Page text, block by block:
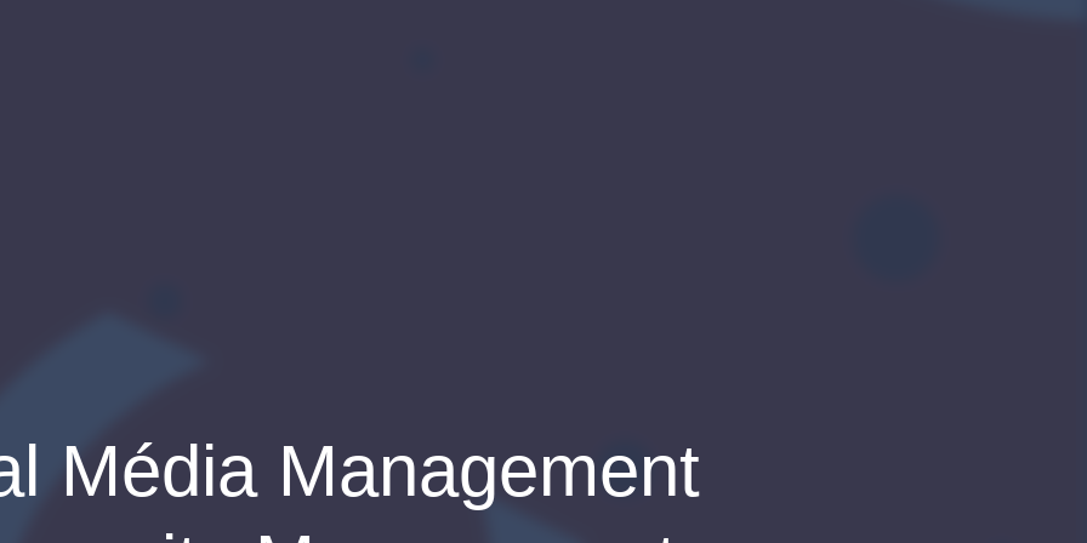
Média Management